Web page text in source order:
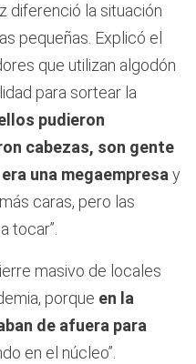
diferenció la situación
pequeñas. Explicó el
que utilizan algodón
para sortear la
pudieron
cabezas, son gente
una megaempresa y
caras, pero las
tocar”.
masivo de locales
porque en la
de afuera para
en el núcleo”.